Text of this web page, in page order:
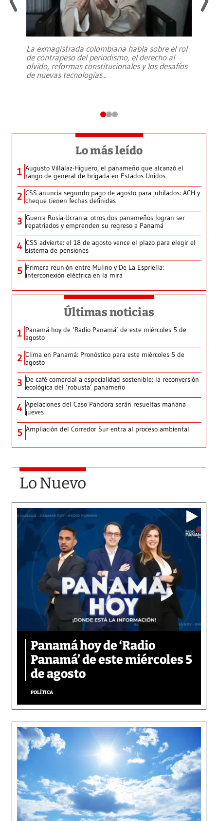
La exmagistrada colombiana habla sobre el rol
de contrapeso del periodismo, el derecho al
olvido, reformas constitucionales y los desafíos
de nuevas tecnologías...
Lo más leído
1 Augusto Villalaz-Higuero, el panameño que alcanzó el
rango de general de brigada en Estados Unidos
2 CSS anuncia segundo pago de agosto para jubilados: ACH y
cheque tienen fechas definidas
3 Guerra Rusia-Ucrania: otros dos panameños logran ser
repatriados y emprenden su regreso a Panamá
4 CSS advierte: el 18 de agosto vence el plazo para elegir el
sistema de pensiones
5 Primera reunión entre Mulino y De La Espriella:
interconexión eléctrica en la mira
Últimas noticias
1 Panamá hoy de ‘Radio Panamá’ de este miércoles 5 de
agosto
2 Clima en Panamá: Pronóstico para este miércoles 5 de
agosto
3 De café comercial a especialidad sostenible: la reconversión
ecológica del ‘robusta’ panameño
4 Apelaciones del Caso Pandora serán resueltas mañana
jueves
5 Ampliación del Corredor Sur entra al proceso ambiental
Lo Nuevo
Panamá hoy de ‘Radio
Panamá’ de este miércoles 5
de agosto
POLÍTICA